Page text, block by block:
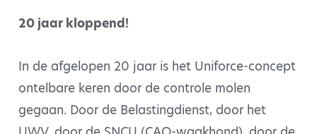
20 jaar kloppend!
In de afgelopen 20 jaar is het Uniforce-concept
ontelbare keren door de controle molen
gegaan. Door de Belastingdienst, door het